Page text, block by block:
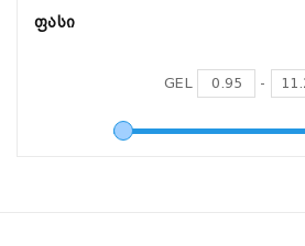
Ფასი
GEL -